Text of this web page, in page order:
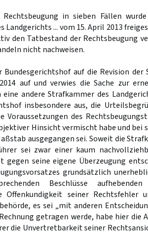
in sieben Fällen
Landgerichts ... vom 15. April 2013
den Tatbestand der Rechtsbeugung
nicht nachweisen.
Bundesgerichtshof auf die Revision
auf und verwies die Sache zur
andere Strafkammer des
insbesondere aus, die
Voraussetzungen des
Hinsicht vermischt habe und bei
ausgegangen sei. Soweit die
sei zwar einer kaum
seine eigene Überzeugung
grundsätzlich
Beschlüsse
Offenkundigkeit seiner Rechtsfehler
es sei „mit anderen
getragen werde, habe hier die
die Unvertretbarkeit seiner